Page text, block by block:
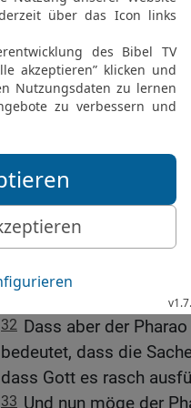
heraufkamen, sind
Ostwind versengten
28 Darum sagte ich zu
lassen, was er tun will.
30 Aber nach ihnen
dieser Überfluss wird
Hungersnot wird das
31 sodass man nichts
Land wegen der
32 Dass aber der
bedeutet, dass die
dass Gott es rasch
33 Und nun möge der